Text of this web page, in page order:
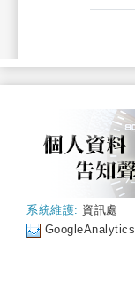
系統維護: 資訊處
GoogleAnalytics